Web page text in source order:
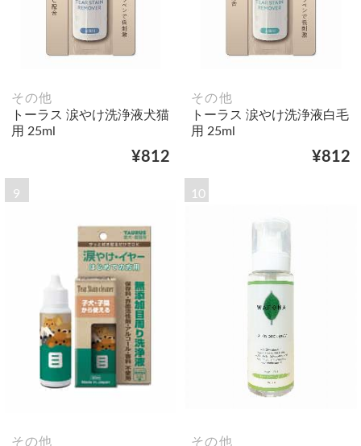
その他
トーラス 涙やけ洗浄液犬猫
用 25ml
¥812
その他
トーラス 涙やけ洗浄液白毛
用 25ml
¥812
9
その他
10
その他